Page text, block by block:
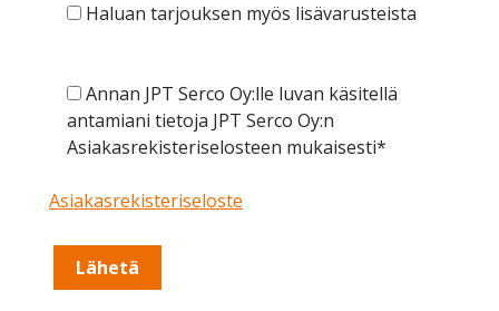
Haluan tarjouksen myös lisävarusteista
Annan JPT Serco Oy:lle luvan käsitellä
antamiani tietoja JPT Serco Oy:n
Asiakasrekisteriselosteen mukaisesti*
Asiakasrekisteriseloste